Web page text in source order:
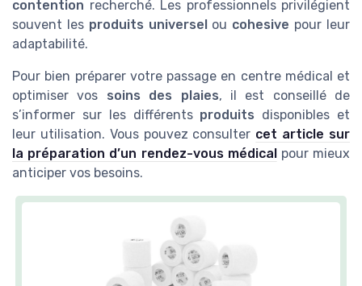
contention recherché. Les professionnels privilégient
souvent les produits universelou cohesive pour leur
adaptabilité.
Pour bien préparer votre passage en centre médical et
optimiser vos soins des plaies, il est conseillé de
s’informer sur les différents produits disponibles et
leur utilisation. Vous pouvez consulter cet article sur
la préparation d’un rendez-vous médicalpour mieux
anticiper vos besoins.